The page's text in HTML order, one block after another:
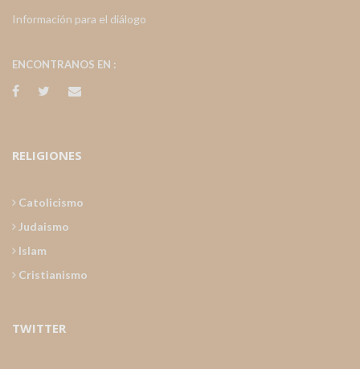
Información para el diálogo
ENCONTRANOS EN :
RELIGIONES
Catolicismo
Judaismo
Islam
Cristianismo
TWITTER